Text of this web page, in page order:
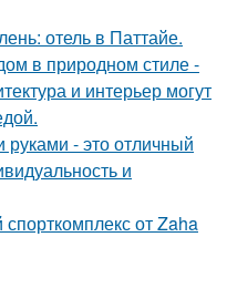
отель в Паттайе.
в природном стиле -
и интерьер могут
руками - это отличный
и
от Zaha